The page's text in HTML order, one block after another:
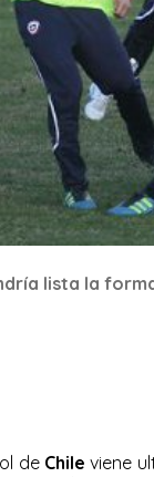
lista la
de Chile viene